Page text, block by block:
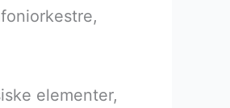
elementer,